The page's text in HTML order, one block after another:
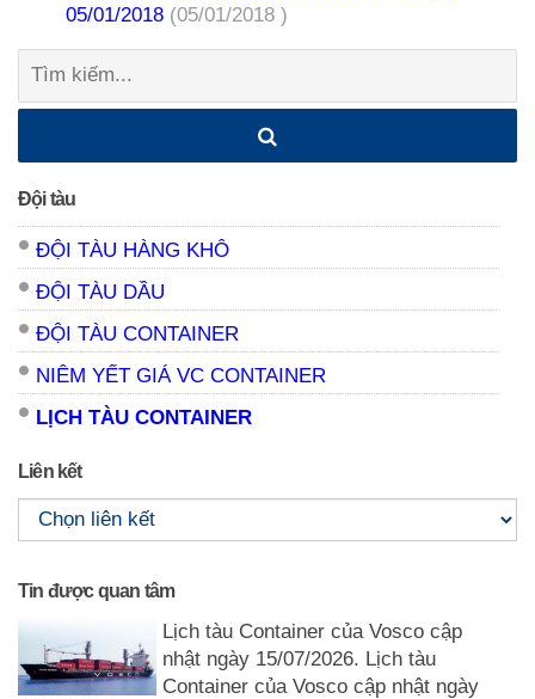
05/01/2018 (05/01/2018 )
Tìm
Đội tàu
ĐỘI TÀU HÀNG KHÔ
ĐỘI TÀU DẦU
ĐỘI TÀU CONTAINER
NIÊM YẾT GIÁ VC CONTAINER
LỊCH TÀU CONTAINER
Liên kết
Tin được quan tâm
Lịch tàu Container của Vosco cập
nhật ngày 15/07/2026. Lịch tàu
Container của Vosco cập nhật ngày